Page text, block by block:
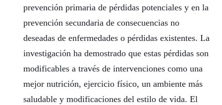
prevención primaria de pérdidas potenciales y en la
prevención secundaria de consecuencias no
deseadas de enfermedades o pérdidas existentes. La
investigación ha demostrado que estas pérdidas son
modificables a través de intervenciones como una
mejor nutrición, ejercicio físico, un ambiente más
saludable y modificaciones del estilo de vida. El